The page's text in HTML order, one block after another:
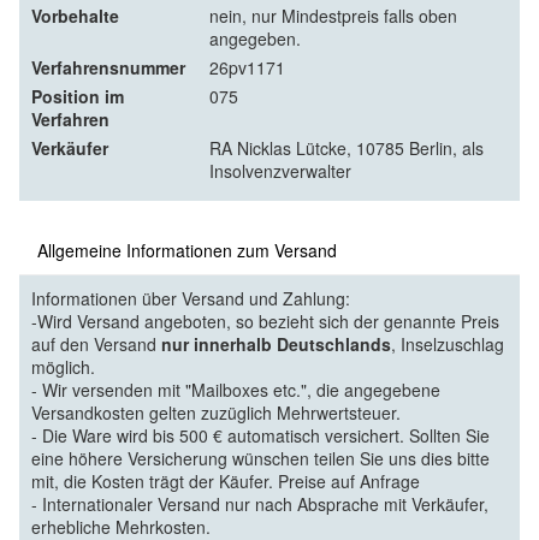
Vorbehalte
nein, nur Mindestpreis falls oben
angegeben.
Verfahrensnummer
26pv1171
Position im
Verfahren
075
Verkäufer
RA Nicklas Lütcke, 10785 Berlin, als
Insolvenzverwalter
Allgemeine Informationen zum Versand
Informationen über Versand und Zahlung:
-Wird Versand angeboten, so bezieht sich der genannte Preis
auf den Versand nur innerhalb Deutschlands, Inselzuschlag
möglich.
- Wir versenden mit "Mailboxes etc.", die angegebene
Versandkosten gelten zuzüglich Mehrwertsteuer.
- Die Ware wird bis 500 € automatisch versichert. Sollten Sie
eine höhere Versicherung wünschen teilen Sie uns dies bitte
mit, die Kosten trägt der Käufer. Preise auf Anfrage
- Internationaler Versand nur nach Absprache mit Verkäufer,
erhebliche Mehrkosten.